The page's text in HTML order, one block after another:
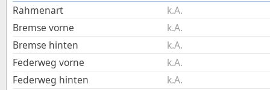
Rahmenart
k.A.
Bremse vorne
k.A.
Bremse hinten
k.A.
Federweg vorne
k.A.
Federweg hinten
k.A.